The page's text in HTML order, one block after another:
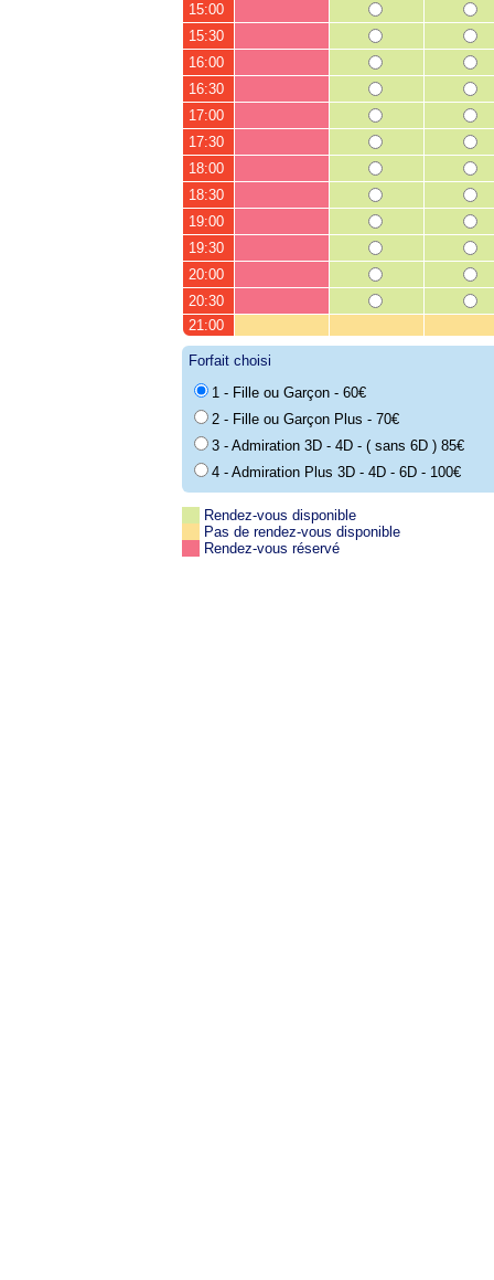
15:00
15:30
16:00
16:30
17:00
17:30
18:00
18:30
19:00
19:30
20:00
20:30
21:00
Forfait choisi
1 - Fille ou Garçon - 60€
2 - Fille ou Garçon Plus - 70€
3 - Admiration 3D - 4D - ( sans 6D ) 85€
4 - Admiration Plus 3D - 4D - 6D - 100€
Rendez-vous disponible
Pas de rendez-vous disponible
Rendez-vous réservé